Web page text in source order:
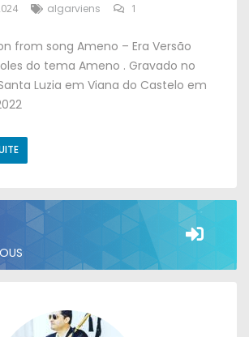
algarviens 1
from song Ameno – Era Versão
do tema Ameno . Gravado no
Luzia em Viana do Castelo em